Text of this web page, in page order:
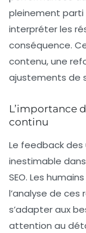
pleinement parti
interpréter les
conséquence.
contenu, une
ajustements de
L’importance
continu
Le feedback des
inestimable
SEO. Les
l’analyse de
s’adapter aux
attention au